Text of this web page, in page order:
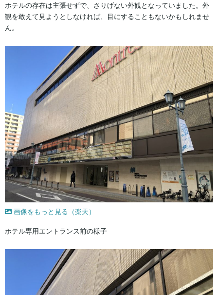
ホテルの存在は主張せずで、さりげない外観となっていました。外
観を敢えて見ようとしなければ、目にすることもないかもしれませ
ん。
画像をもっと見る（楽天）
ホテル専用エントランス前の様子